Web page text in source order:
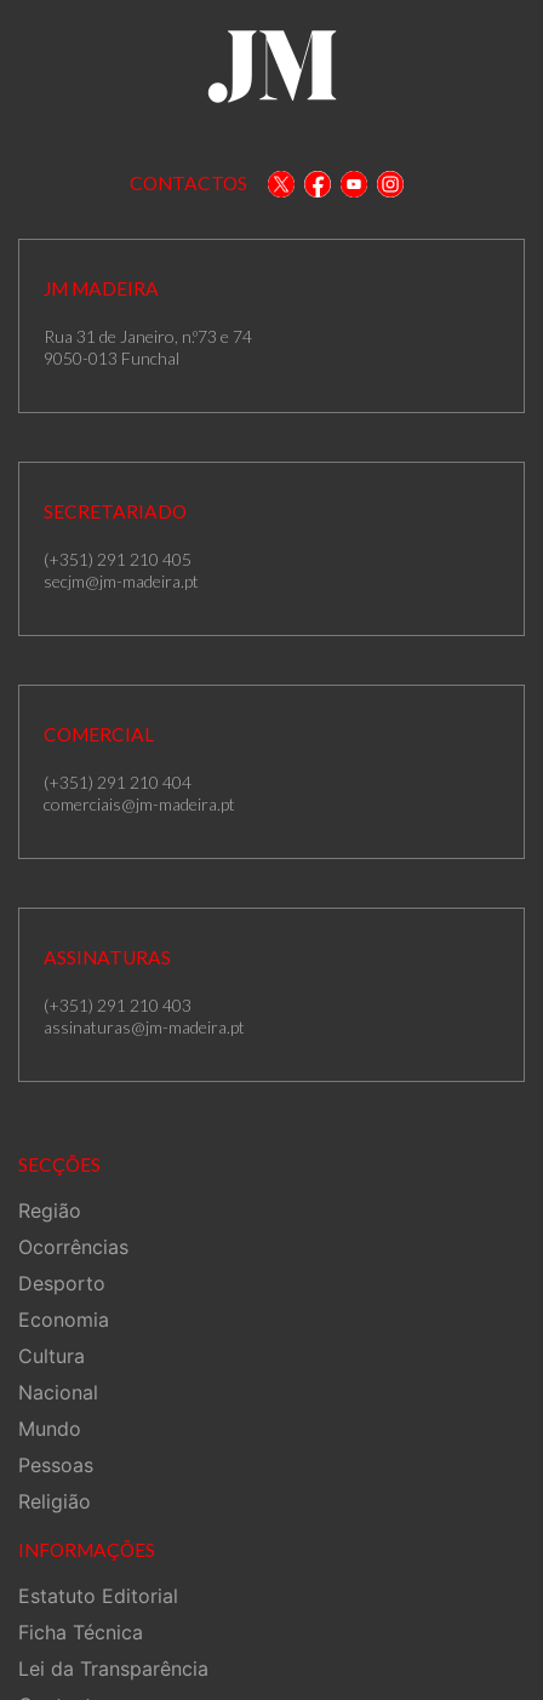
CONTACTOS
JM MADEIRA
Rua 31 de Janeiro, n.º73 e 74
9050-013 Funchal
SECRETARIADO
(+351) 291 210 405
secjm@jm-madeira.pt
COMERCIAL
(+351) 291 210 404
comerciais@jm-madeira.pt
ASSINATURAS
(+351) 291 210 403
assinaturas@jm-madeira.pt
SECÇÕES
Região
Ocorrências
Desporto
Economia
Cultura
Nacional
Mundo
Pessoas
Religião
INFORMAÇÕES
Estatuto Editorial
Ficha Técnica
Lei da Transparência